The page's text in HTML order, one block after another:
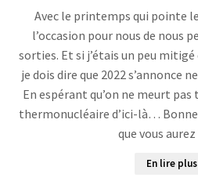
Avec le printemps qui pointe
l’occasion pour nous de nous
sorties. Et si j’étais un peu
je dois dire que 2022 s’annonce
En espérant qu’on ne meurt pas
thermonucléaire d’ici-là… Bonne
que vous
En lire